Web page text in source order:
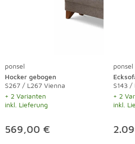
ponsel
Hocker gebogen
S267 / L267 Vienna
+ 2 Varianten
inkl. Lieferung
569,00 €
ponsel
S143 /
+ 2
inkl.